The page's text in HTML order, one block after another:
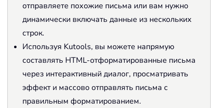
отправляете похожие письма или вам нужно
динамически включать данные из нескольких
строк.
Используя Kutools, вы можете напрямую
составлять HTML-отформатированные письма
через интерактивный диалог, просматривать
эффект и массово отправлять письма с
правильным форматированием.